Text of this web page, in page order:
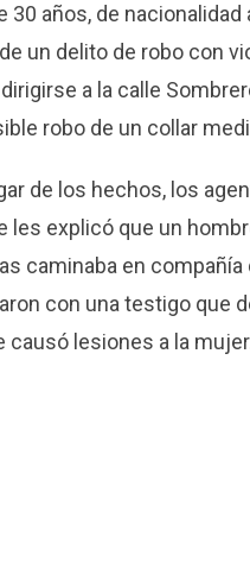
años, de nacionalidad
un delito de robo con
a la calle
robo de un collar
de los hechos, los
les explicó que un
caminaba en
con una testigo que
causó lesiones a la